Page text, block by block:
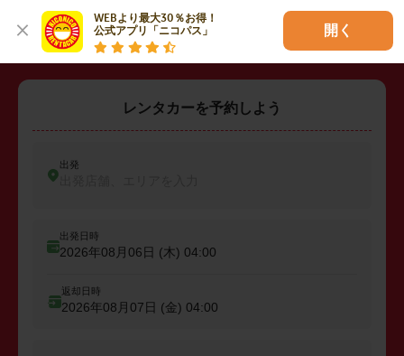
WEBより最大30％お得！
公式アプリ「ニコパス」
開く
レンタカーを予約しよう
出発
出発日時
2026年08月06日 (木) 04:00
返却日時
2026年08月07日 (金) 04:00